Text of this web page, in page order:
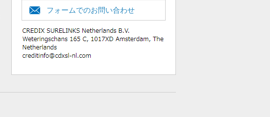
フォームでのお問い合わせ